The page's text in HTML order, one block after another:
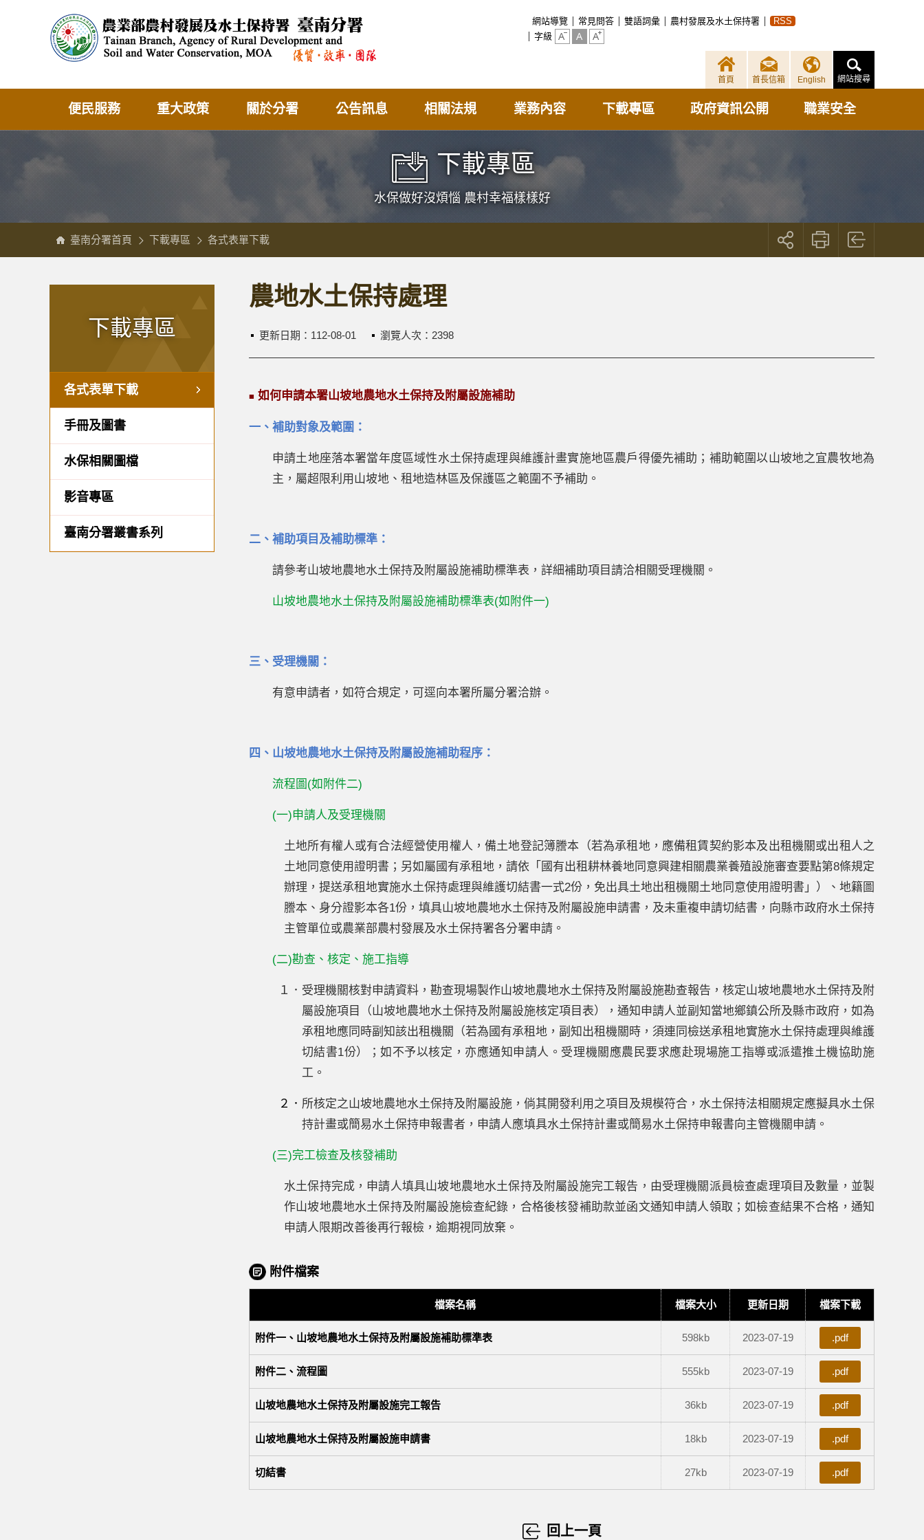
資
網站導覽 常見問答 雙語詞彙 農村發展及水土保持署
RSS
字級
首頁 首長信箱 English 網站搜尋
便民服務 重大政策 關於分署 公告訊息 相關法規 業務內容 下載專區 政府資訊公開 職業安全
下載專區
水保做好沒煩惱 農村幸福樣樣好
臺南分署首頁 下載專區 各式表單下載
開
社
下載專區
各式表單下載
手冊及圖書
水保相關圖檔
影音專區
臺南分署叢書系列
農地水土保持處理
更新日期： 112-08-01 瀏覽人次：2398
■ 如何申請本署山坡地農地水土保持及附屬設施補助
一、補助對象及範圍：
申請土地座落本署當年度區域性水土保持處理與維護計畫實施地區農戶得優先補助；補助範圍以山坡地之宜農牧地為
主，屬超限利用山坡地、租地造林區及保護區之範圍不予補助。
二、補助項目及補助標準：
請參考山坡地農地水土保持及附屬設施補助標準表，詳細補助項目請洽相關受理機關。
山坡地農地水土保持及附屬設施補助標準表(如附件一)
三、受理機關：
有意申請者，如符合規定，可逕向本署所屬分署洽辦。
四、山坡地農地水土保持及附屬設施補助程序：
流程圖(如附件二)
(一)申請人及受理機關
土地所有權人或有合法經營使用權人，備土地登記簿謄本（若為承租地，應備租賃契約影本及出租機關或出租人之
土地同意使用證明書；另如屬國有承租地，請依「國有出租耕林養地同意興建相關農業養殖設施審查要點第8條規定
辦理，提送承租地實施水土保持處理與維護切結書一式2份，免出具土地出租機關土地同意使用證明書」）、地籍圖
謄本、身分證影本各1份，填具山坡地農地水土保持及附屬設施申請書，及未重複申請切結書，向縣市政府水土保持
主管單位或農業部農村發展及水土保持署各分署申請。
(二)勘查、核定、施工指導
１ ．受理機關核對申請資料，勘查現場製作山坡地農地水土保持及附屬設施勘查報告，核定山坡地農地水土保持及附
屬設施項目（山坡地農地水土保持及附屬設施核定項目表），通知申請人並副知當地鄉鎮公所及縣市政府，如為
承租地應同時副知該出租機關（若為國有承租地，副知出租機關時，須連同檢送承租地實施水土保持處理與維護
切結書1份）；如不予以核定，亦應通知申請人。受理機關應農民要求應赴現場施工指導或派遣推土機協助施
工。
２． 所核定之山坡地農地水土保持及附屬設施，倘其開發利用之項目及規模符合，水土保持法相關規定應擬具水土保
持計畫或簡易水土保持申報書者，申請人應填具水土保持計畫或簡易水土保持申報書向主管機關申請。
(三)完工檢查及核發補助
水土保持完成，申請人填具山坡地農地水土保持及附屬設施完工報告，由受理機關派員檢查處理項目及數量，並製
作山坡地農地水土保持及附屬設施檢查紀錄，合格後核發補助款並函文通知申請人領取；如檢查結果不合格，通知
申請人限期改善後再行報檢，逾期視同放棄。
附件檔案
檔案名稱 檔案大小 更新日期 檔案下載
附件一、山坡地農地水土保持及附屬設施補助標準表 598kb 2023-07-19 .pdf
附件二、流程圖 555kb 2023-07-19 .pdf
山坡地農地水土保持及附屬設施完工報告 36kb 2023-07-19 .pdf
山坡地農地水土保持及附屬設施申請書 18kb 2023-07-19 .pdf
切結書 27kb 2023-07-19 .pdf
回上一頁